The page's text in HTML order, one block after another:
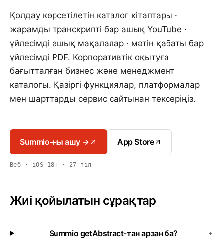
Қолдау көрсетілетін каталог кітаптары ·
жарамды транскрипті бар ашық YouTube ·
үйлесімді ашық мақалалар · мәтін қабаты бар
үйлесімді PDF. Корпоративтік оқытуға
бағытталған бизнес және менеджмент
каталогы. Қазіргі функциялар, платформалар
мен шарттарды сервис сайтынан тексеріңіз.
Summio-ны ашу → App Store
Веб · iOS 18+ · 27 тіл
Жиі қойылатын сұрақтар
Summio getAbstract-тан арзан ба? +